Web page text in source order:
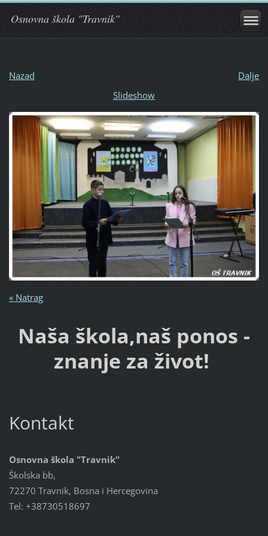
Osnovna škola "Travnik"
Nazad
Dalje
Slideshow
« Natrag
Naša škola,naš ponos -
znanje za život!
Kontakt
Osnovna škola "Travnik"
Školska bb,
72270 Travnik, Bosna i Hercegovina
Tel: +38730518697